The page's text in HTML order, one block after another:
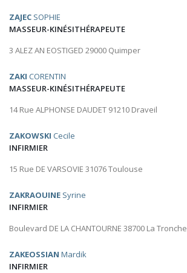
ZAJEC SOPHIE
MASSEUR-KINÉSITHÉRAPEUTE
3 ALEZ AN EOSTIGED 29000 Quimper
ZAKI CORENTIN
MASSEUR-KINÉSITHÉRAPEUTE
14 Rue ALPHONSE DAUDET 91210 Draveil
ZAKOWSKI Cecile
INFIRMIER
15 Rue DE VARSOVIE 31076 Toulouse
ZAKRAOUINE Syrine
INFIRMIER
Boulevard DE LA CHANTOURNE 38700 La Tronche
ZAKEOSSIAN Mardik
INFIRMIER